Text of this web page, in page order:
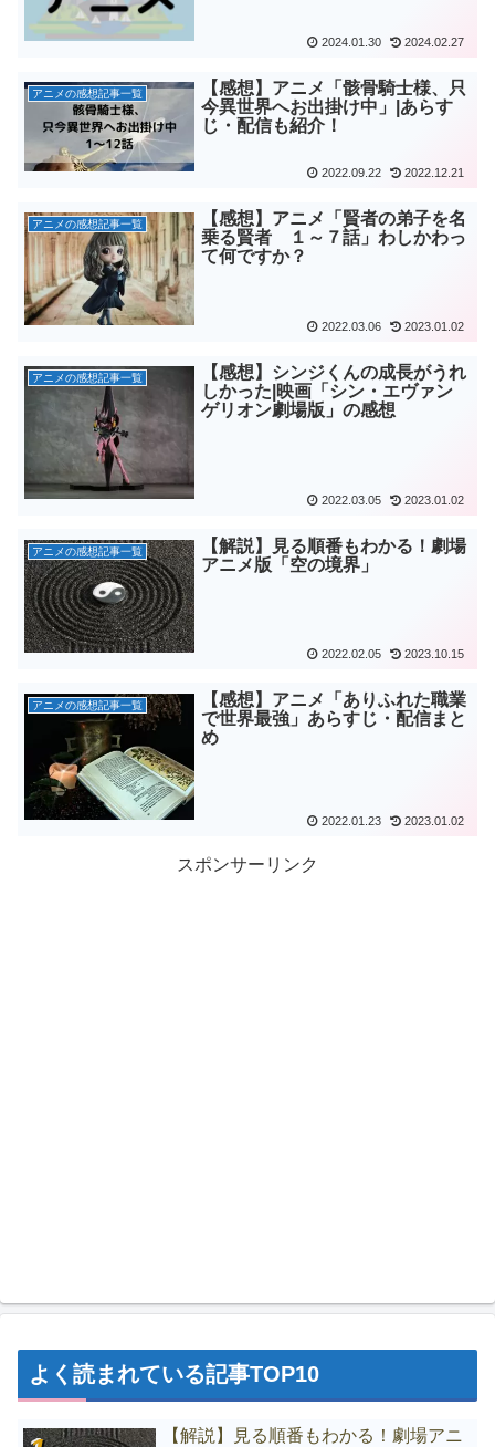
2024.01.30 2024.02.27
アニメの感想記事一覧
【感想】アニメ「骸骨騎士様、只
今異世界へお出掛け中」|あらす
じ・配信も紹介！
2022.09.22 2022.12.21
アニメの感想記事一覧
【感想】アニメ「賢者の弟子を名
乗る賢者 １～７話」わしかわっ
て何ですか？
2022.03.06 2023.01.02
アニメの感想記事一覧
【感想】シンジくんの成長がうれ
しかった|映画「シン・エヴァン
ゲリオン劇場版」の感想
2022.03.05 2023.01.02
アニメの感想記事一覧
【解説】見る順番もわかる！劇場
アニメ版「空の境界」
2022.02.05 2023.10.15
アニメの感想記事一覧
【感想】アニメ「ありふれた職業
で世界最強」あらすじ・配信まと
め
2022.01.23 2023.01.02
スポンサーリンク
よく読まれている記事TOP10
【解説】見る順番もわかる！劇場アニ